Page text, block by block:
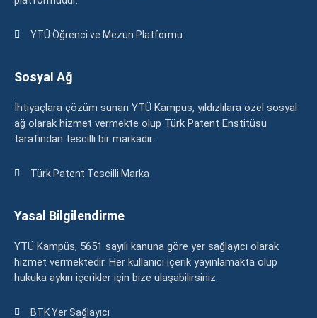
YTÜ Öğrenci ve Mezun Platformu
Sosyal Ağ
İhtiyaçlara çözüm sunan YTÜ Kampüs, yıldızlılara özel sosyal
ağ olarak hizmet vermekte olup Türk Patent Enstitüsü
tarafından tescilli bir markadır.
Türk Patent Tescilli Marka
Yasal Bilgilendirme
YTÜ Kampüs, 5651 sayılı kanuna göre yer sağlayıcı olarak
hizmet vermektedir. Her kullanıcı içerik yayınlamakta olup
hukuka aykırı içerikler için bize ulaşabilirsiniz.
BTK Yer Sağlayıcı